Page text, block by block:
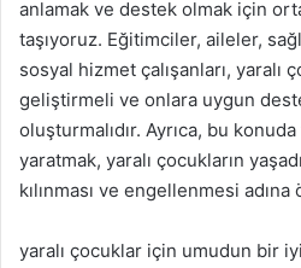
anlamak ve destek olmak için
taşıyoruz. Eğitimciler, aileler,
sosyal hizmet çalışanları, yaralı
geliştirmeli ve onlara uygun
oluşturmalıdır. Ayrıca, bu
yaratmak, yaralı çocukların
kılınması ve engellenmesi
yaralı çocuklar için umudun bir